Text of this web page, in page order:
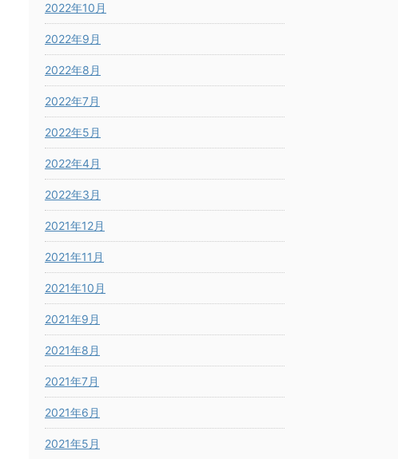
2022年10月
2022年9月
2022年8月
2022年7月
2022年5月
2022年4月
2022年3月
2021年12月
2021年11月
2021年10月
2021年9月
2021年8月
2021年7月
2021年6月
2021年5月